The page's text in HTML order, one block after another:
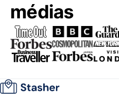
médias